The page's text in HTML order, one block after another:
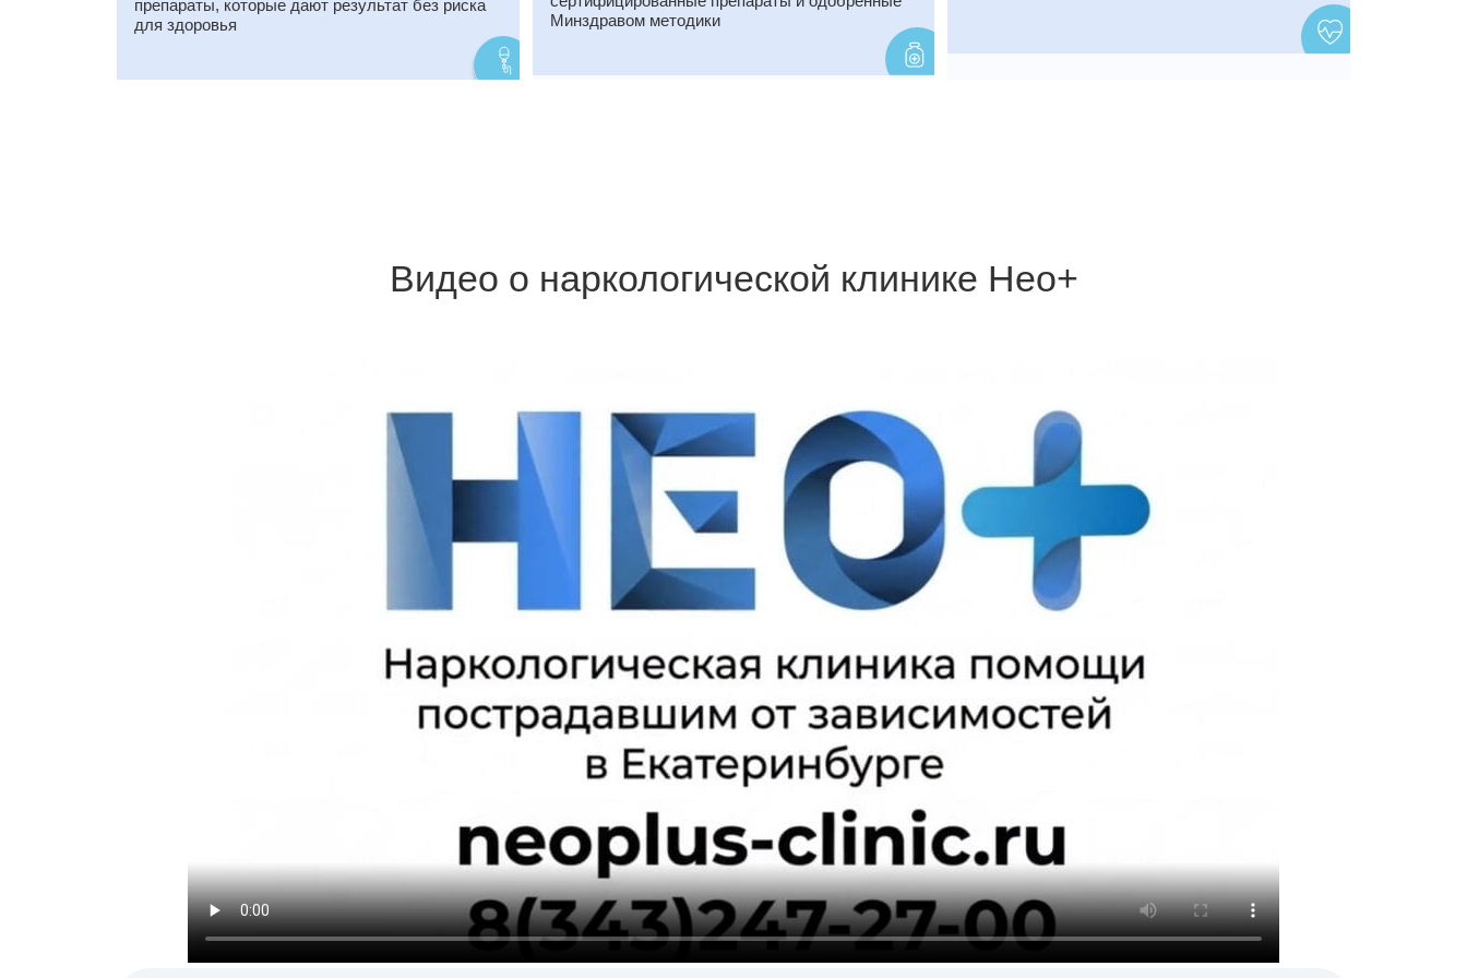
препараты, которые дают результат без риска
для здоровья
Минздравом методики
Видео о наркологической клинике Нео+